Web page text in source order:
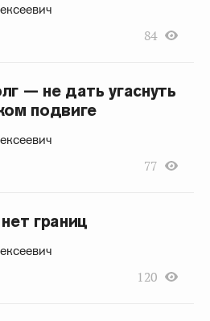
84
— не дать угаснуть
подвиге
77
границ
120